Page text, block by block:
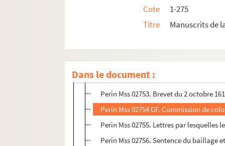
Cote
1-275
Titre
Manuscrits de
Dans le document :
Perin Mss 02751. Charte pour la
Perin Mss 02752. Contrat de mariage
Perin Mss 02753. Brevet du 2 octobre
Perin Mss 02754 GF. Commission de
Perin Mss 02755. Lettres par lesquelles
Perin Mss 02756. Sentence du baillage